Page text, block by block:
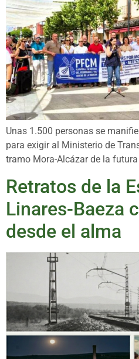
Unas 1.500 personas se
para exigir al Ministerio de
tramo Mora-Alcázar de la
Retratos de la
Linares-Baeza
desde el alma